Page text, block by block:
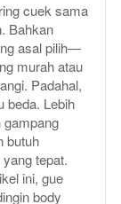
cuek sama
Bahkan
asal pilih—
murah atau
Padahal,
beda. Lebih
gampang
butuh
tepat.
ini, gue
body